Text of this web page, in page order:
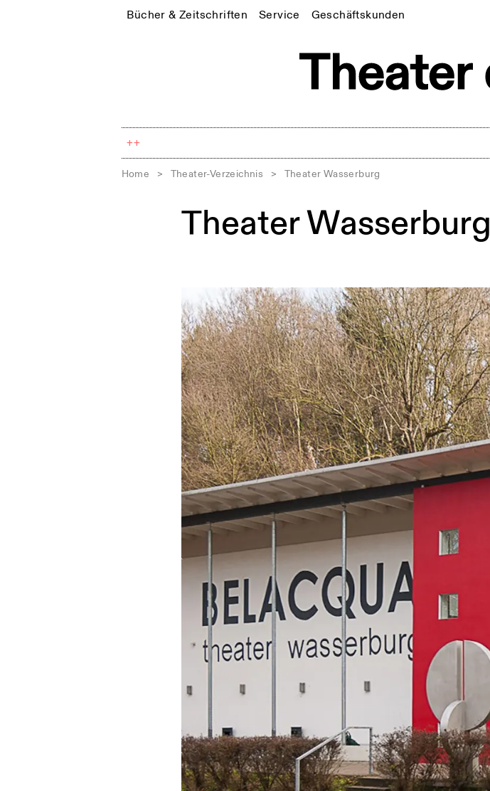
Bücher & Zeitschriften Service Geschäftskunden
++
Home > Theater-Verzeichnis > Theater Wasserburg
Theater Wasserburg